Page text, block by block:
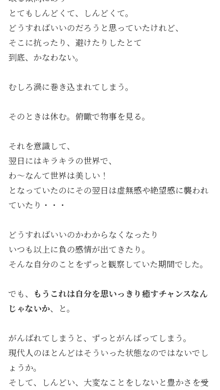
とてもしんどくて、しんどくて。
どうすればいいのだろうと思っていたけれど、
そこに抗ったり、避けたりしたとて
到底、かなわない。
むしろ渦に巻き込まれてしまう。
そのときは休む。俯瞰で物事を見る。
それを意識して、
翌日にはキラキラの世界で、
わ〜なんて世界は美しい！
となっていたのにその翌日は虚無感や絶望感に襲われ
ていたり・・・
どうすればいいのかわからなくなったり
いつも以上に負の感情が出てきたり。
そんな自分のことをずっと観察していた期間でした。
でも、
もうこれは自分を思いっきり癒すチャンスなん
じゃないか、と。
がんばれてしまうと、ずっとがんばってしまう。
現代人のほとんどはそういった状態なのではないでし
ょうか。
そして、しんどい、大変なことをしないと豊かさを受